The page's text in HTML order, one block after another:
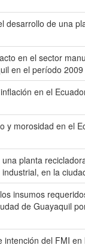
desarrollo de una
en el sector
en el período
en el
y morosidad en el
planta
en la
insumos
de Guayaquil
del FMI